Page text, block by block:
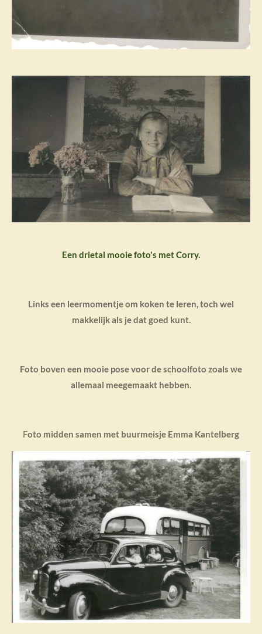
Een drietal mooie foto's met Corry.
Links een leermomentje om koken te leren, toch wel
makkelijk als je dat goed kunt.
Foto boven een mooie pose voor de schoolfoto zoals we
allemaal meegemaakt hebben.
Foto midden samen met buurmeisje Emma Kantelberg